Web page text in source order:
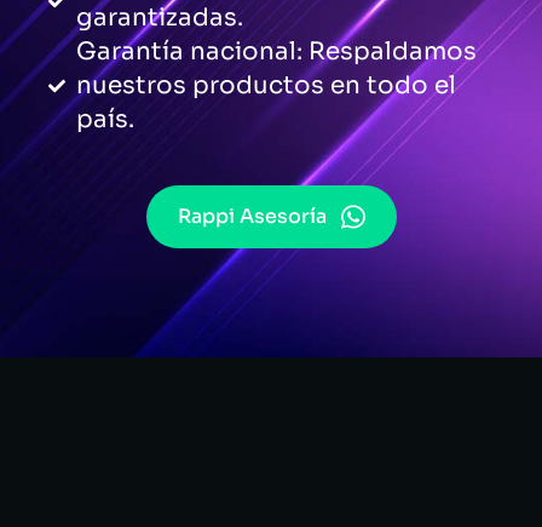
garantizadas.
Garantía nacional: Respaldamos
nuestros productos en todo el
país.
Rappi Asesoría